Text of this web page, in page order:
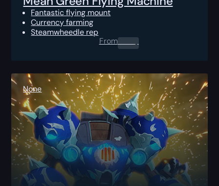
Fantastic flying mount
Currency farming
Steamwheedle rep
From0.00 $
None